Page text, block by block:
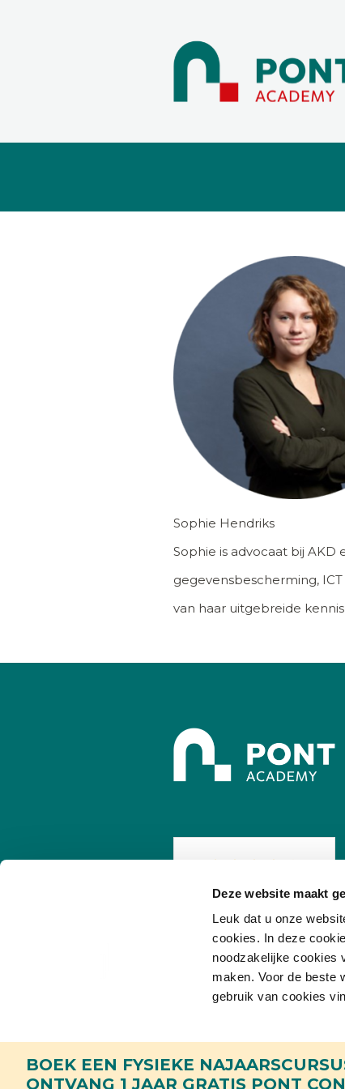
Deze website maakt
Leuk dat u onze
cookies. In deze
noodzakelijke cookies
maken. Voor de beste
gebruik van cookies
Toestemmingsselectie
Noodzakelijk
Sophie Hendriks
Sophie is advocaat bij AKD
gegevensbescherming,
van haar uitgebreide
/ 10 255 reviews